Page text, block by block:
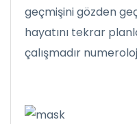
geçmişini gözden
hayatını tekrar
çalışmadır